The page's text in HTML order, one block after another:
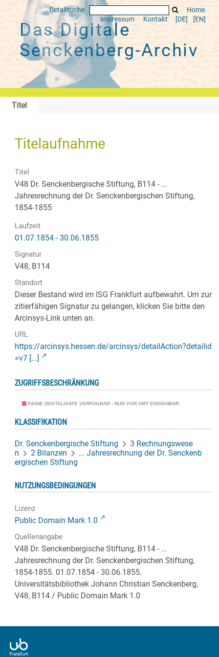
Detailsuche
Home
Impressum
Kontakt [DE] [EN]
Das Digitale
Senckenberg-Archiv
Titel
Titelaufnahme
Titel
V48 Dr. Senckenbergische Stiftung, B114 - ...
Jahresrechnung der Dr. Senckenbergischen Stiftung,
1854-1855
Laufzeit
01.07.1854 - 30.06.1855
Signatur
V48, B114
Standort
Dieser Bestand wird im ISG Frankfurt aufbewahrt. Um zur
zitierfähigen Signatur zu gelangen, klicken Sie bitte den
Arcinsys-Link unten an.
URL
https://arcinsys.hessen.de/arcinsys/detailAction?detailid
=v7 [...]
ZUGRIFFSBESCHRÄNKUNG
KEINE DIGITALISATE VERFÜGBAR - NUR VOR ORT EINSEHBAR
KLASSIFIKATION
Dr. Senckenbergische Stiftung
3 Rechnungswese
n
2 Bilanzen
... Jahresrechnung der Dr. Senckenb
ergischen Stiftung
NUTZUNGSBEDINGUNGEN
Lizenz
Public Domain Mark 1.0
Quellenangabe
V48 Dr. Senckenbergische Stiftung, B114 - ...
Jahresrechnung der Dr. Senckenbergischen Stiftung,
1854-1855. 01.07.1854 - 30.06.1855.
Universitätsbibliothek Johann Christian Senckenberg,
V48, B114 / Public Domain Mark 1.0